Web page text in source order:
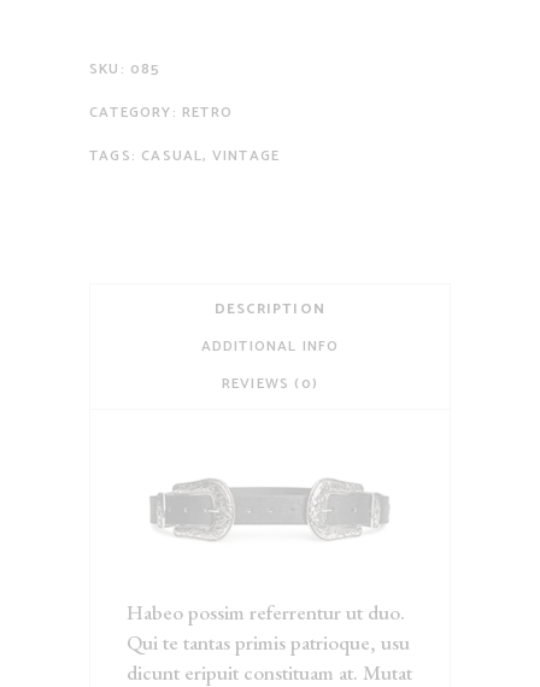
SKU: 085
CATEGORY: RETRO
TAGS: CASUAL, VINTAGE
DESCRIPTION
ADDITIONAL INFO
REVIEWS (0)
Habeo possim referrentur ut duo.
Qui te tantas primis patrioque, usu
dicunt eripuit constituam at. Mutat